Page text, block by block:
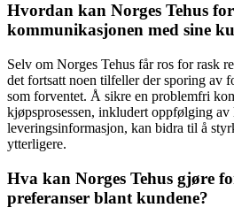
Hvordan kan Norges Tehus
kommunikasjonen med sine
Selv om Norges Tehus får ros for rask
det fortsatt noen tilfeller der sporing av
som forventet. Å sikre en problemfri
kjøpsprosessen, inkludert oppfølging
leveringsinformasjon, kan bidra til å
ytterligere.
Hva kan Norges Tehus gjøre
preferanser blant kundene?